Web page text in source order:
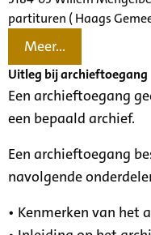
partituren ( Haags
Meer...
Uitleg bij archieftoegang
Een archieftoegang
een bepaald archief.
Een archieftoegang
navolgende
• Kenmerken van het